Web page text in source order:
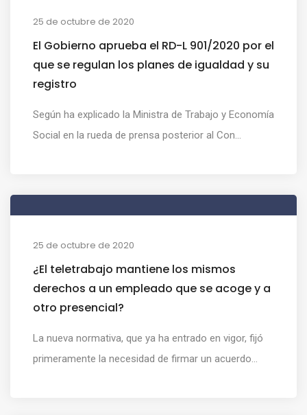
25 de octubre de 2020
El Gobierno aprueba el RD-L 901/2020 por el
que se regulan los planes de igualdad y su
registro
Según ha explicado la Ministra de Trabajo y Economía
Social en la rueda de prensa posterior al Con...
25 de octubre de 2020
¿El teletrabajo mantiene los mismos
derechos a un empleado que se acoge y a
otro presencial?
La nueva normativa, que ya ha entrado en vigor, fijó
primeramente la necesidad de firmar un acuerdo...